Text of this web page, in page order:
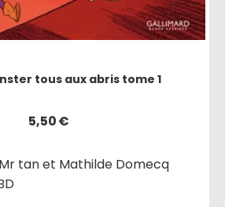
tous aux abris tome 1
5,50€
tan et Mathilde Domecq